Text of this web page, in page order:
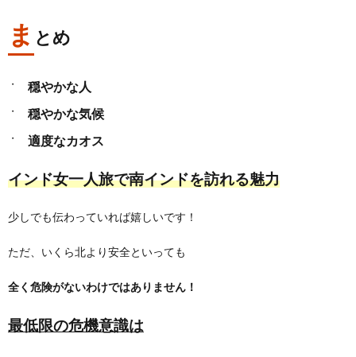
ま とめ
穏やかな人
穏やかな気候
適度なカオス
インド女一人旅で南インドを訪れる魅力
少しでも伝わっていれば嬉しいです！
ただ、いくら北より安全といっても
全く危険がないわけではありません！
最低限の危機意識は